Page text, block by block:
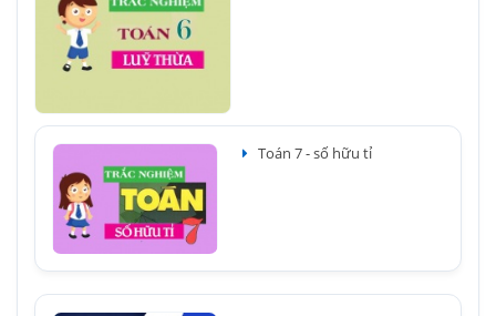
Toán 7 - số hữu tỉ